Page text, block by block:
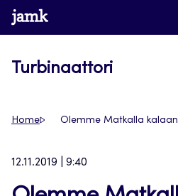
Siirry
suoraan
www.jamk.fi
Turbinaattori
Home Olemme Matkalla
12.11.2019 | 9:40